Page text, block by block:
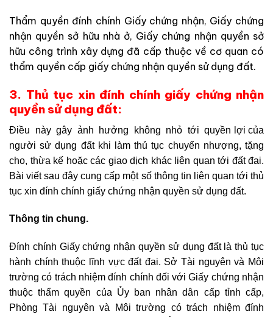
Thẩm quyền đính chính Giấy chứng nhận, Giấy chứng
nhận quyền sở hữu nhà ở, Giấy chứng nhận quyền sở
hữu công trình xây dựng đã cấp thuộc về cơ quan có
thẩm quyền cấp giấy chứng nhận quyền sử dụng đất.
3. Thủ tục xin đính chính giấy chứng nhận
quyền sử dụng đất:
Điều này gây ảnh hưởng không nhỏ tới quyền lợi của
người sử dụng đất khi làm thủ tục chuyển nhượng, tặng
cho, thừa kế hoặc các giao dịch khác liên quan tới đất đai.
Bài viết sau đây cung cấp một số thông tin liên quan tới thủ
tục xin đính chính giấy chứng nhận quyền sử dụng đất.
Thông tin chung.
Đính chính Giấy chứng nhận quyền sử dụng đất là thủ tục
hành chính thuộc lĩnh vực đất đai. Sở Tài nguyên và Môi
trường có trách nhiệm đính chính đối với Giấy chứng nhận
thuộc thẩm quyền của Ủy ban nhân dân cấp tỉnh cấp,
Phòng Tài nguyên và Môi trường có trách nhiệm đính